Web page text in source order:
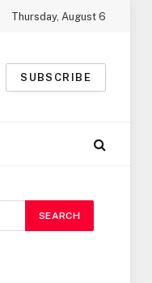
Thursday, August 6
SUBSCRIBE